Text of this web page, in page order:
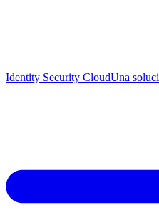
Identity Security CloudUna